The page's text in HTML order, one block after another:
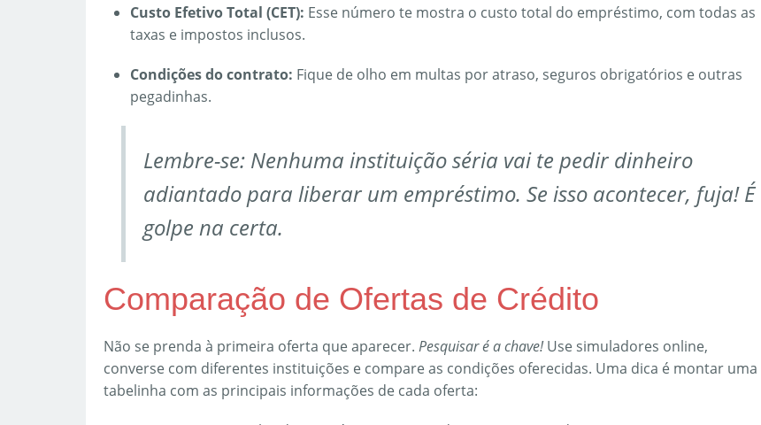
Custo Efetivo Total (CET): Esse número te mostra o custo total do empréstimo, com todas as
taxas e impostos inclusos.
Condições do contrato: Fique de olho em multas por atraso, seguros obrigatórios e outras
pegadinhas.
Lembre-se: Nenhuma instituição séria vai te pedir dinheiro
adiantado para liberar um empréstimo. Se isso acontecer, fuja! É
golpe na certa.
Comparação de Ofertas de Crédito
Não se prenda à primeira oferta que aparecer. Pesquisar é a chave!Use simuladores online,
converse com diferentes instituições e compare as condições oferecidas. Uma dica é montar uma
tabelinha com as principais informações de cada oferta: